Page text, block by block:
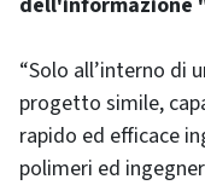
“Solo all’interno di
progetto simile,
rapido ed efficace
polimeri ed